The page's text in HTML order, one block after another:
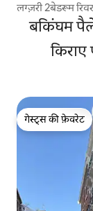
लग्ज़री 2बेडरूम
बकिंघम
गेस्ट्स की फ़ेवरेट
गेस्ट्स की फ़ेवरेट